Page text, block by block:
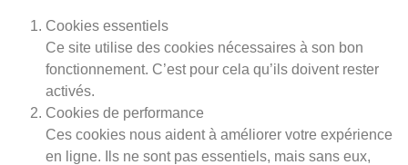
Cookies essentiels
Ce site utilise des cookies nécessaires à son bon
fonctionnement. C’est pour cela qu’ils doivent rester
activés.
Cookies de performance
Ces cookies nous aident à améliorer votre expérience
en ligne. Ils ne sont pas essentiels, mais sans eux,